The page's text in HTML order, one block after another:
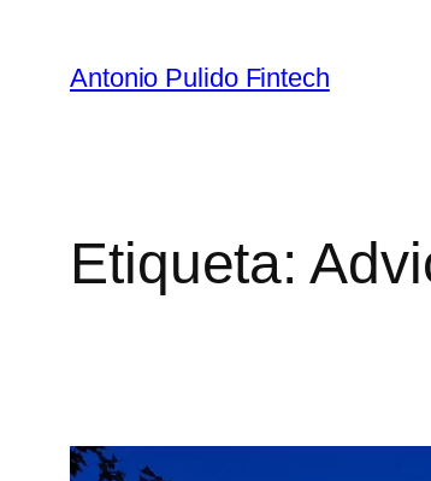
Antonio Pulido Fintech
Etiqueta: